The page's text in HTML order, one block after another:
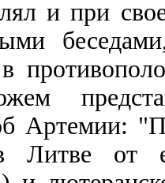
и при
Артемии:
Литве от